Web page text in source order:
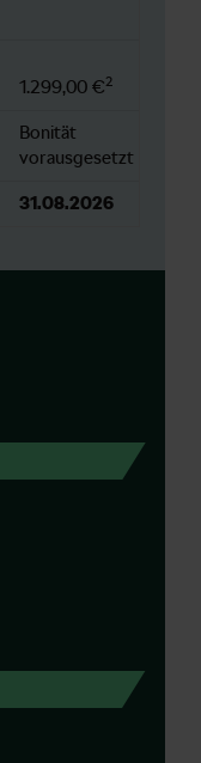
1.299,00 €2
Bonität
vorausgesetzt
31.08.2026